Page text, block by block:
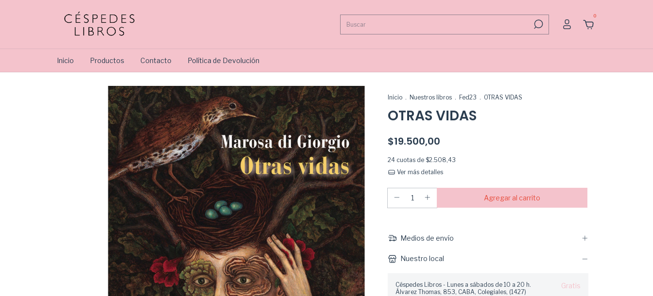
0
Inicio Productos Contacto Política de Devolución
Inicio . Nuestros libros . Fed23 . OTRAS VIDAS
OTRAS VIDAS
$19.500,00
24 cuotas de $2.508,43
Ver más detalles
Medios de envío
Nuestro local
Céspedes Libros - Lunes a sábados de 10 a 20 h.
Álvarez Thomas, 853, CABA, Colegiales, (1427)
Gratis